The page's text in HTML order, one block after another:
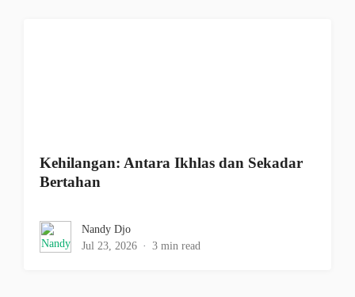
Kehilangan: Antara Ikhlas dan Sekadar
Bertahan
Nandy Djo
Jul 23, 2026
3 min read